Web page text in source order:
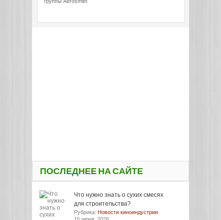
ПОСЛЕДНЕЕ НА САЙТЕ
Что нужно знать о сухих смесях
для строительства?
Рубрика: Новости киноиндустрии